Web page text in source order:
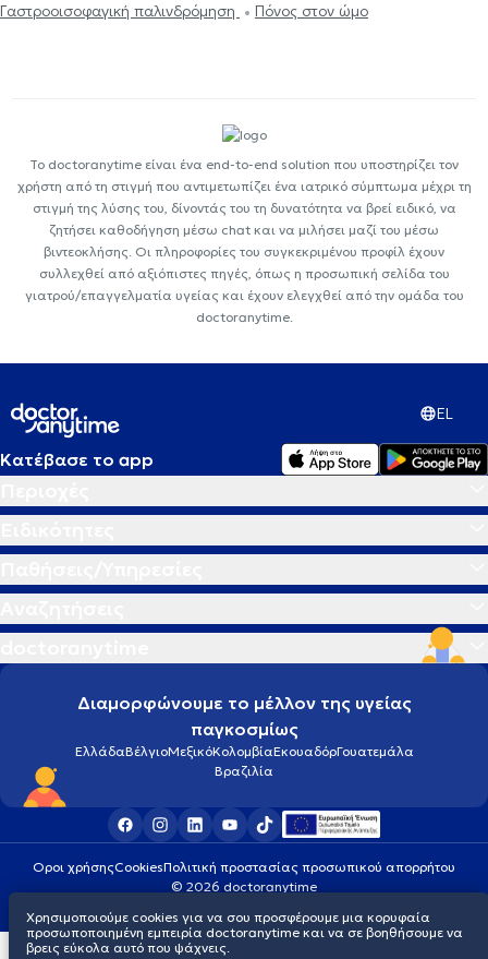
Γαστροοισοφαγική παλινδρόμηση
Πόνος στον ώμο
Το doctoranytime είναι ένα end-to-end solution που υποστηρίζει τον
χρήστη από τη στιγμή που αντιμετωπίζει ένα ιατρικό σύμπτωμα μέχρι τη
στιγμή της λύσης του, δίνοντάς του τη δυνατότητα να βρεί ειδικό, να
ζητήσει καθοδήγηση μέσω chat και να μιλήσει μαζί του μέσω
βιντεοκλήσης. Οι πληροφορίες του συγκεκριμένου προφίλ έχουν
συλλεχθεί από αξιόπιστες πηγές, όπως η προσωπική σελίδα του
γιατρού/επαγγελματία υγείας και έχουν ελεγχθεί από την ομάδα του
doctoranytime.
EL
Κατέβασε το app
Διαμορφώνουμε το μέλλον της υγείας
παγκοσμίως
ΕλλάδαΒέλγιοΜεξικόΚολομβίαΕκουαδόρΓουατεμάλα
Βραζιλία
Οροι χρήσηςCookiesΠολιτική προστασίας προσωπικού απορρήτου
© 2026 doctoranytime
Χρησιμοποιούμε cookies για να σου προσφέρουμε μια κορυφαία
προσωποποιημένη εμπειρία doctoranytime και να σε βοηθήσουμε να
βρεις εύκολα αυτό που ψάχνεις.